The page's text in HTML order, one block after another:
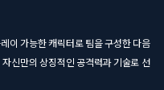
이 가능한 캐릭터로 팀을 구성한 다음
신만의 상징적인 공격력과 기술로 선